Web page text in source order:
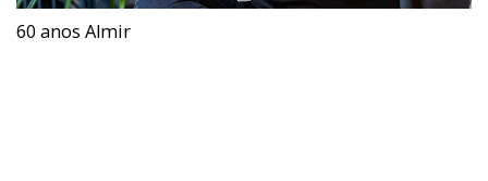
60 anos Almir